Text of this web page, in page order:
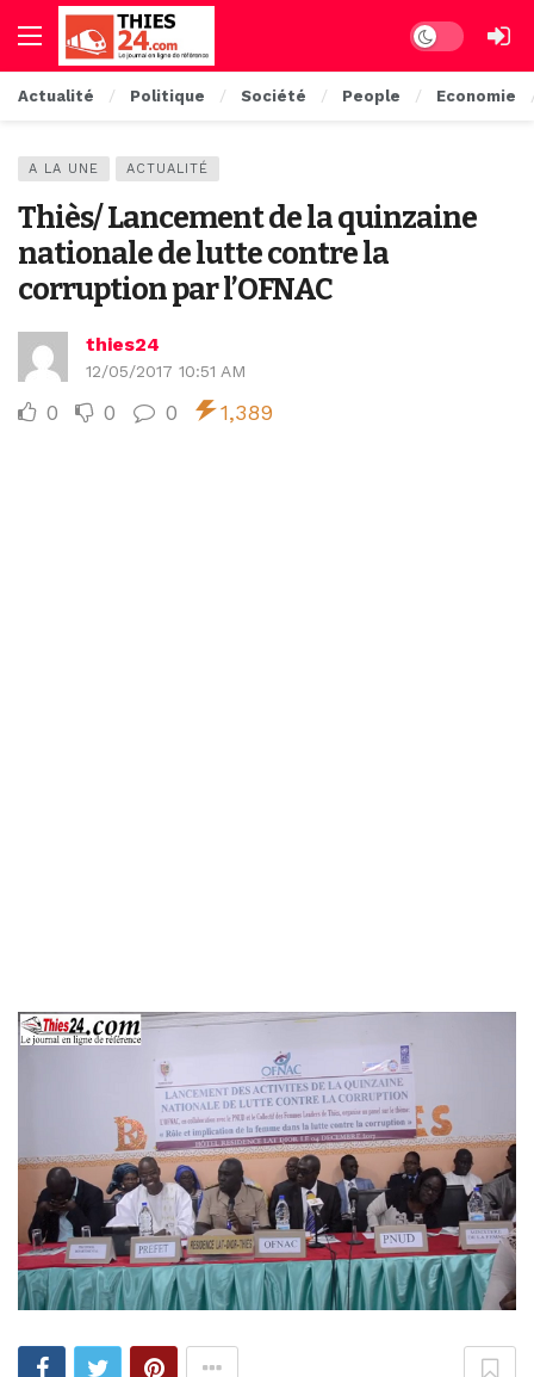
Dark mode
Actualité Politique Société People Economie
A LA UNE ACTUALITÉ
Thiès/ Lancement de la quinzaine
nationale de lutte contre la
corruption par l’OFNAC
thies24
12/05/2017 10:51 AM
0 0 0 1,389